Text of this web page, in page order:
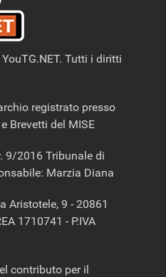
Tutti i diritti
registrato presso
Brevetti del MISE
9/2016 Tribunale di
Marzia Diana
Aristotele, 9 - 20861
1710741 - P.IVA
contributo per il